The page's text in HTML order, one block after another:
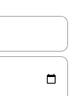
je een keuze